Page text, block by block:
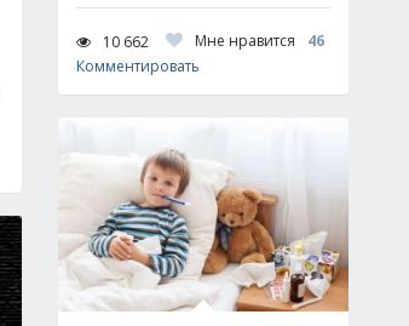
10 662 Мне нравится
46
Комментировать